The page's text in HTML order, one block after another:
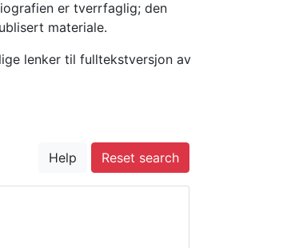
er tverrfaglig; den
materiale.
lenker til fulltekstversjon av
Help Reset search